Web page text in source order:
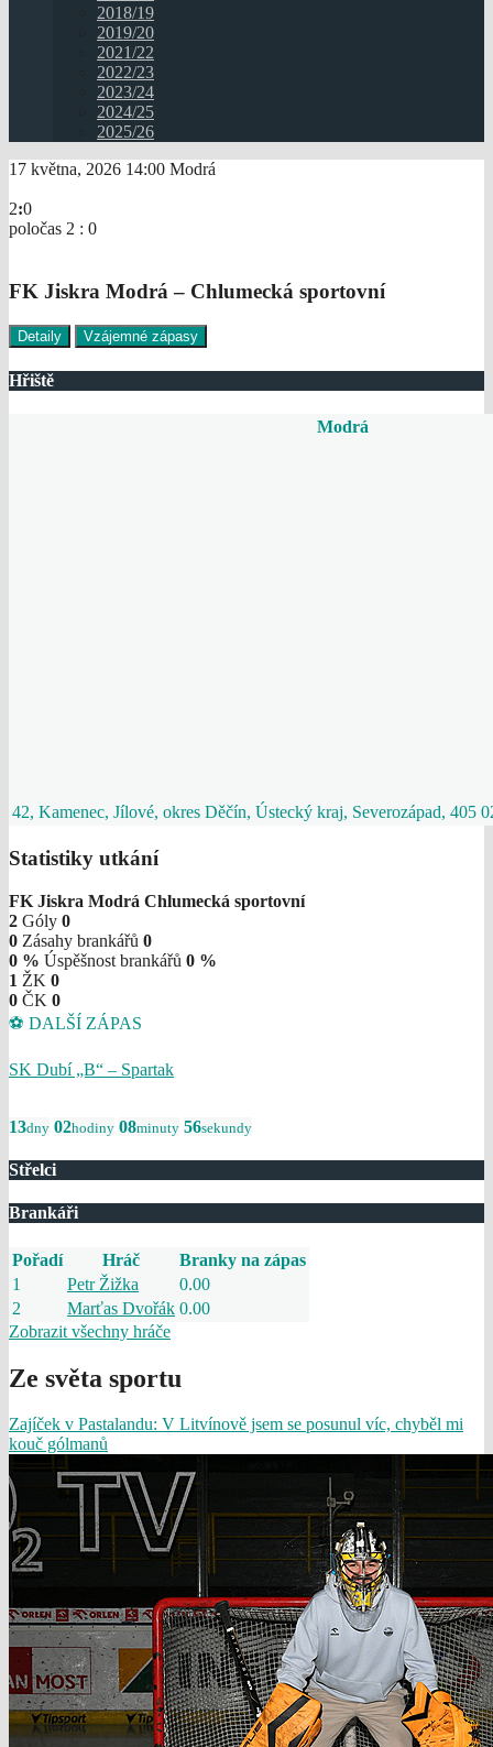
2018/19
2019/20
2021/22
2022/23
2023/24
2024/25
2025/26
17 května, 2026 14:00 Modrá
2:0
poločas 2 : 0
FK Jiskra Modrá – Chlumecká sportovní
Detaily Vzájemné zápasy
Hřiště
Modrá
42, Kamenec, Jílové, okres Děčín, Ústecký kraj, Severozápad, 405
Statistiky utkání
FK Jiskra Modrá Chlumecká sportovní
2 Góly 0
0 Zásahy brankářů 0
0 % Úspěšnost brankářů 0 %
1 ŽK 0
0 ČK 0
⚽ DALŠÍ ZÁPAS
SK Dubí „B“ – Spartak
13dny 02hodiny 08minuty 56sekundy
Střelci
Brankáři
Pořadí Hráč
Branky na zápas
1
Petr Žižka
0.00
2
Marťas Dvořák 0.00
Zobrazit všechny hráče
Ze světa sportu
Zajíček v Pastalandu: V Litvínově jsem se posunul víc, chyběl mi
kouč gólmanů